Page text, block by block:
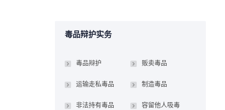
毒品辩护实务
毒品辩护 贩卖毒品
运输走私毒品 制造毒品
非法持有毒品 容留他人吸毒